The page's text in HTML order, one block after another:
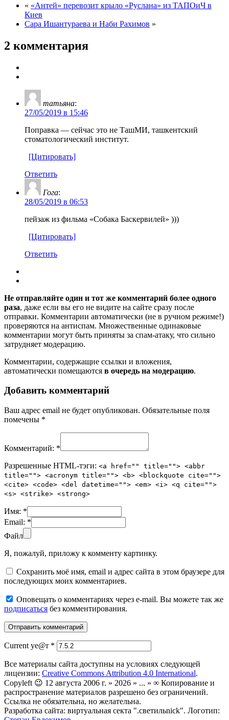
« «Антей» перевозит крыло «Руслана» из ТАПОиЧ в
Киев
Сара Ишантураева и Наби Рахимов »
2 комментария
татьяна:
27/05/2019 в 15:46
Поправка — сейчас это не ТашМИ, ташкентский
стоматологический институт.
[Цитировать]
Ответить
Гога:
28/05/2019 в 06:53
пейзаж из фильма «Собака Баскервилей» )))
[Цитировать]
Ответить
Не отправляйте один и тот же комментарий более одного
раза, даже если вы его не видите на сайте сразу после
отправки. Комментарии автоматически (не в ручном режиме!)
проверяются на антиспам. Множественные одинаковые
комментарии могут быть приняты за спам-атаку, что сильно
затрудняет модерацию.
Комментарии, содержащие ссылки и вложения,
автоматически помещаются в очередь на модерацию.
Добавить комментарий
Ваш адрес email не будет опубликован. Обязательные поля
помечены *
Комментарий: *
Разрешенные HTML-тэги: <a href="" title=""> <abbr
title=""> <acronym title=""> <b> <blockquote cite="">
<cite> <code> <del datetime=""> <em> <i> <q cite="">
<s> <strike> <strong>
Имя: *
Email: *
Файл
Я, пожалуй, приложу к комменту картинку.
Сохранить моё имя, email и адрес сайта в этом браузере для
последующих моих комментариев.
Оповещать о комментариях через e-mail. Вы можете так же
подписаться без комментирования.
Current ye@r *
Все материалы сайта доступны на условиях следующей
лицензии: Creative Commons Attribution 4.0 International.
Copyleft 😉 12 августа 2006 г. » 2026 » ... » ∞ Копирование и
распространение материалов разрешено без ограничений.
Ссылка не обязательна, но желательна.
Разработка сайта: виртуальная секта ".светильnick". Логотип: